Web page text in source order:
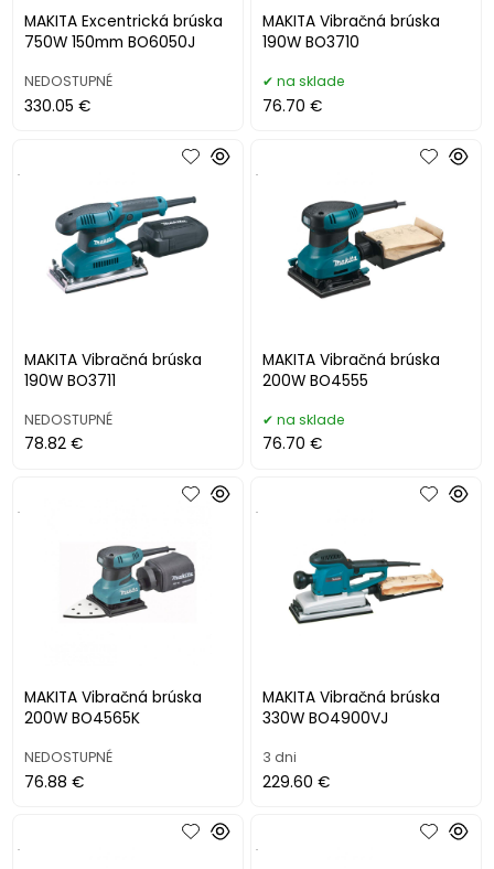
MAKITA Excentrická brúska
750W 150mm BO6050J
NEDOSTUPNÉ
330.05 €
MAKITA Vibračná brúska
190W BO3710
na sklade
76.70 €
MAKITA Vibračná brúska
190W BO3711
NEDOSTUPNÉ
78.82 €
MAKITA Vibračná brúska
200W BO4555
na sklade
76.70 €
MAKITA Vibračná brúska
200W BO4565K
.
NEDOSTUPNÉ
76.88 €
MAKITA Vibračná brúska
330W BO4900VJ
.
3 dni
229.60 €
. .